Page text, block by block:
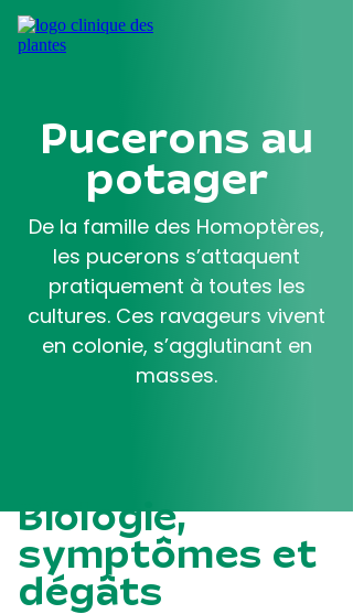
contenu
Pucerons au
potager
De la famille des Homoptères,
les pucerons s’attaquent
pratiquement à toutes les
cultures. Ces ravageurs vivent
en colonie, s’agglutinant en
masses.
Biologie,
symptômes et
dégâts